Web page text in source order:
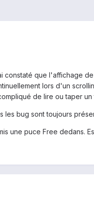
constaté que l'affichage
lors d'un
de lire ou taper
les bug sont toujours
une puce Free dedans.